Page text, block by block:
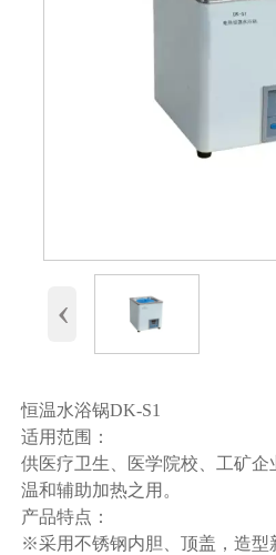
‹
恒温水浴锅DK-S1
适用范围：
供医疗卫生、医学院校、工矿
温和辅助加热之用。
产品特点：
※采用不锈钢内胆、顶盖，造型